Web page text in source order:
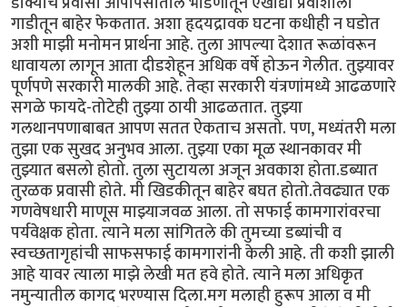
गाडीतून बाहेर फेकतात. अशा हृदयद्रावक घटना कधीही न घडोत
अशी माझी मनोमन प्रार्थना आहे. तुला आपल्या देशात रूळांवरून
धावायला लागून आता दीडशेहून अधिक वर्षे होऊन गेलीत. तुझ्यावर
पूर्णपणे सरकारी मालकी आहे. तेव्हा सरकारी यंत्रणांमध्ये आढळणारे
सगळे फायदे-तोटेही तुझ्या ठायी आढळतात. तुझ्या
गलथानपणाबाबत आपण सतत ऐकताच असतो. पण, मध्यंतरी मला
तुझा एक सुखद अनुभव आला. तुझ्या एका मूळ स्थानकावर मी
तुझ्यात बसलो होतो. तुला सुटायला अजून अवकाश होता.डब्यात
तुरळक प्रवासी होते. मी खिडकीतून बाहेर बघत होतो.तेवढ्यात एक
गणवेषधारी माणूस माझ्याजवळ आला. तो सफाई कामगारांवरचा
पर्यवेक्षक होता. त्याने मला सांगितले की तुमच्या डब्यांची व
स्वच्छतागृहांची साफसफाई कामगारांनी केली आहे. ती कशी झाली
आहे यावर त्याला माझे लेखी मत हवे होते. त्याने मला अधिकृत
नमुन्यातील कागद भरण्यास दिला.मग मलाही हुरूप आला व मी